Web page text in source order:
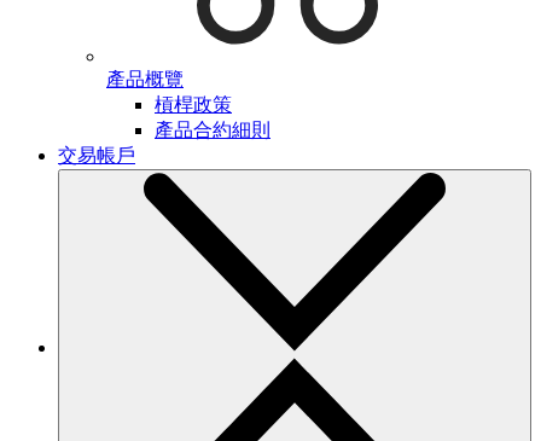
產品概覽
槓桿政策
產品合約細則
交易帳戶